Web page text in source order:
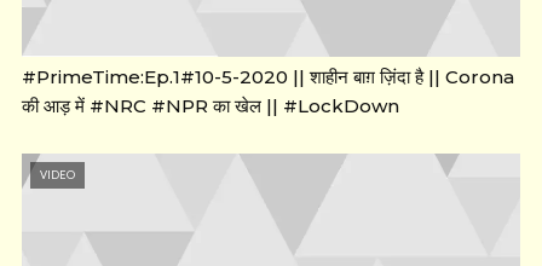
#PrimeTime:Ep.1#10-5-2020 || शाहीन बाग़ ज़िंदा है || Corona
की आड़ में #NRC #NPR का खेल || #LockDown
VIDEO